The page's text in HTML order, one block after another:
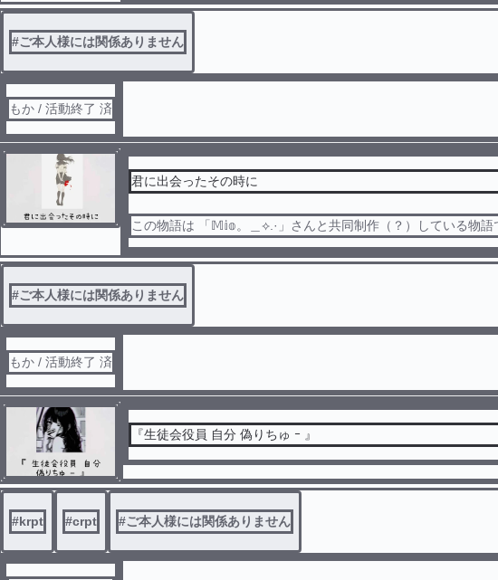
でも 、叶わない願いだった ＿＿
#ご本人様には関係ありません
もか / 活動終了 済
君に出会ったその時に
この物語は 「𝕄𝕚𝕠。＿︎︎⟡.·」さんと共同制作（？）している物語
#ご本人様には関係ありません
もか / 活動終了 済
『生徒会役員 自分 偽りちゅ ｰ 』
#krpt #crpt #ご本人様には関係ありません